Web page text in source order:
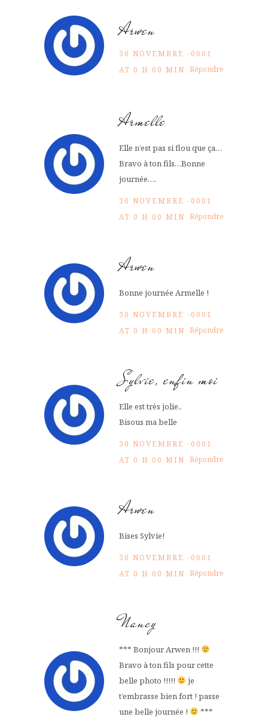
Arwen
30 NOVEMBRE -0001
AT 0 H 00 MIN Répondre
Armelle
Elle n’est pas si flou que ça…
Bravo à ton fils…Bonne
journée….
30 NOVEMBRE -0001
AT 0 H 00 MIN Répondre
Arwen
Bonne journée Armelle !
30 NOVEMBRE -0001
AT 0 H 00 MIN Répondre
Sylvie, enfin moi
Elle est très jolie..
Bisous ma belle
30 NOVEMBRE -0001
AT 0 H 00 MIN Répondre
Arwen
Bises Sylvie!
30 NOVEMBRE -0001
AT 0 H 00 MIN Répondre
Nancy
*** Bonjour Arwen !!!
Bravo à ton fils pour cette
belle photo !!!!!
je
t’embrasse bien fort ! passe
une belle journée !
***